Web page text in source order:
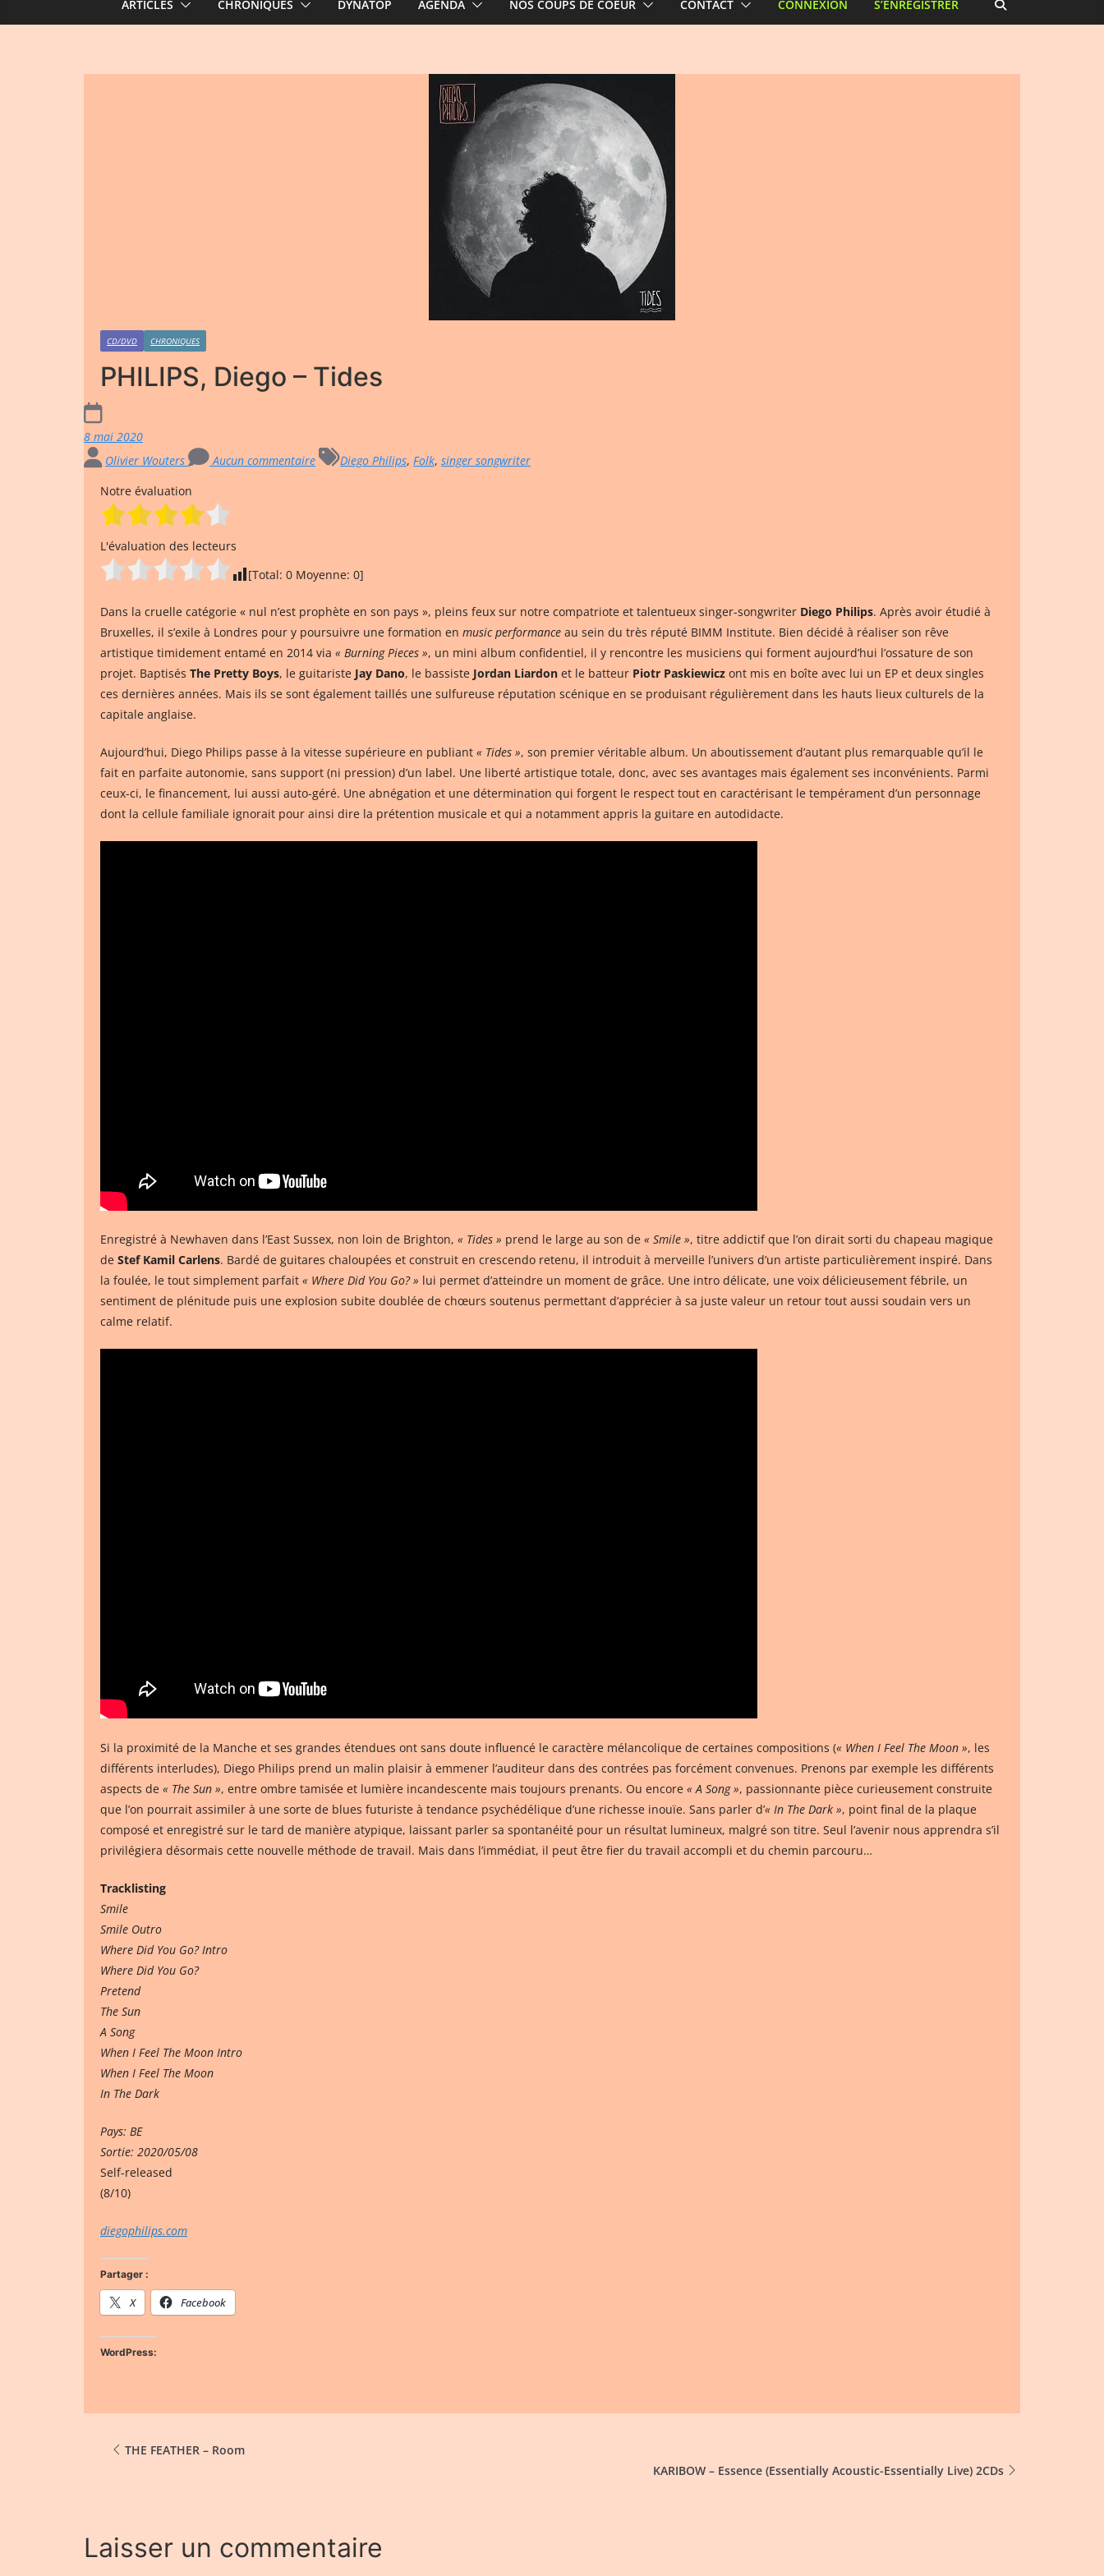
ARTICLES CHRONIQUES DYNATOP AGENDA NOS COUPS DE COEUR CONTACT CONNEXION S’ENREGISTRER
CD/DVD CHRONIQUES
PHILIPS, Diego – Tides
8 mai 2020
Olivier Wouters
Aucun commentaire Diego Philips, Folk, singer songwriter
Notre évaluation
L'évaluation des lecteurs
[Total: 0 Moyenne: 0]
Dans la cruelle catégorie « nul n’est prophète en son pays », pleins feux sur notre compatriote et talentueux singer-songwriter Diego Philips. Après avoir étudié à
Bruxelles, il s’exile à Londres pour y poursuivre une formation en music performance au sein du très réputé BIMM Institute. Bien décidé à réaliser son rêve
artistique timidement entamé en 2014 via « Burning Pieces », un mini album confidentiel, il y rencontre les musiciens qui forment aujourd’hui l’ossature de son
projet. Baptisés The Pretty Boys, le guitariste Jay Dano, le bassiste Jordan Liardon et le batteur Piotr Paskiewicz ont mis en boîte avec lui un EP et deux singles
ces dernières années. Mais ils se sont également taillés une sulfureuse réputation scénique en se produisant régulièrement dans les hauts lieux culturels de la
capitale anglaise.
Aujourd’hui, Diego Philips passe à la vitesse supérieure en publiant « Tides », son premier véritable album. Un aboutissement d’autant plus remarquable qu’il le
fait en parfaite autonomie, sans support (ni pression) d’un label. Une liberté artistique totale, donc, avec ses avantages mais également ses inconvénients. Parmi
ceux-ci, le financement, lui aussi auto-géré. Une abnégation et une détermination qui forgent le respect tout en caractérisant le tempérament d’un personnage
dont la cellule familiale ignorait pour ainsi dire la prétention musicale et qui a notamment appris la guitare en autodidacte.
Enregistré à Newhaven dans l’East Sussex, non loin de Brighton, « Tides » prend le large au son de « Smile », titre addictif que l’on dirait sorti du chapeau magique
de Stef Kamil Carlens. Bardé de guitares chaloupées et construit en crescendo retenu, il introduit à merveille l’univers d’un artiste particulièrement inspiré. Dans
la foulée, le tout simplement parfait « Where Did You Go? » lui permet d’atteindre un moment de grâce. Une intro délicate, une voix délicieusement fébrile, un
sentiment de plénitude puis une explosion subite doublée de chœurs soutenus permettant d’apprécier à sa juste valeur un retour tout aussi soudain vers un
calme relatif.
Si la proximité de la Manche et ses grandes étendues ont sans doute influencé le caractère mélancolique de certaines compositions (« When I Feel The Moon », les
différents interludes), Diego Philips prend un malin plaisir à emmener l’auditeur dans des contrées pas forcément convenues. Prenons par exemple les différents
aspects de « The Sun », entre ombre tamisée et lumière incandescente mais toujours prenants. Ou encore « A Song », passionnante pièce curieusement construite
que l’on pourrait assimiler à une sorte de blues futuriste à tendance psychédélique d’une richesse inouïe. Sans parler d’« In The Dark », point final de la plaque
composé et enregistré sur le tard de manière atypique, laissant parler sa spontanéité pour un résultat lumineux, malgré son titre. Seul l’avenir nous apprendra s’il
privilégiera désormais cette nouvelle méthode de travail. Mais dans l’immédiat, il peut être fier du travail accompli et du chemin parcouru…
Tracklisting
Smile
Smile Outro
Where Did You Go? Intro
Where Did You Go?
Pretend
The Sun
A Song
When I Feel The Moon Intro
When I Feel The Moon
In The Dark
Pays: BE
Sortie: 2020/05/08
Self-released
(8/10)
diegophilips.com
Partager :
X Facebook
WordPress:
THE FEATHER – Room
KARIBOW – Essence (Essentially Acoustic-Essentially Live) 2CDs
Laisser un commentaire